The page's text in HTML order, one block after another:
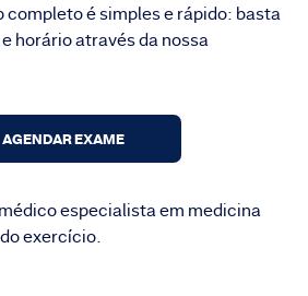
completo é simples e rápido: basta
horário através da nossa
AGENDAR EXAME
especialista em medicina
exercício.